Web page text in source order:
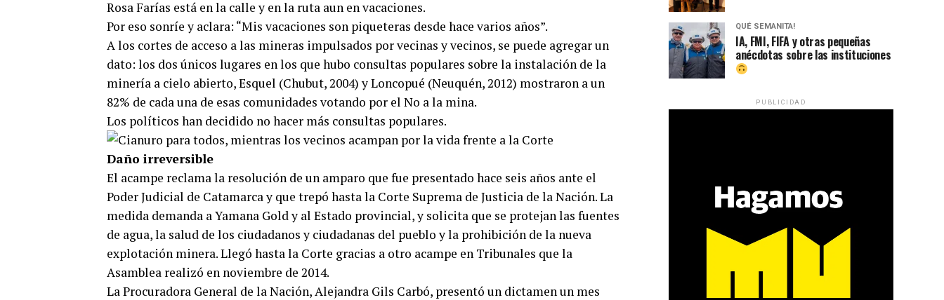
Rosa Farías está en la calle y en la ruta aun en vacaciones.
Por eso sonríe y aclara: “Mis vacaciones son piqueteras desde hace varios años”.
A los cortes de acceso a las mineras impulsados por vecinas y vecinos, se puede agregar un
dato: los dos únicos lugares en los que hubo consultas populares sobre la instalación de la
minería a cielo abierto, Esquel (Chubut, 2004) y Loncopué (Neuquén, 2012) mostraron a un
82% de cada una de esas comunidades votando por el No a la mina.
Los políticos han decidido no hacer más consultas populares.
Daño irreversible
El acampe reclama la resolución de un amparo que fue presentado hace seis años ante el
Poder Judicial de Catamarca y que trepó hasta la Corte Suprema de Justicia de la Nación. La
medida demanda a Yamana Gold y al Estado provincial, y solicita que se protejan las fuentes
de agua, la salud de los ciudadanos y ciudadanas del pueblo y la prohibición de la nueva
explotación minera. Llegó hasta la Corte gracias a otro acampe en Tribunales que la
Asamblea realizó en noviembre de 2014.
La Procuradora General de la Nación, Alejandra Gils Carbó, presentó un dictamen un mes
QUÉ SEMANITA!
IA, FMI, FIFA y otras pequeñas
anécdotas sobre las instituciones
PUBLICIDAD